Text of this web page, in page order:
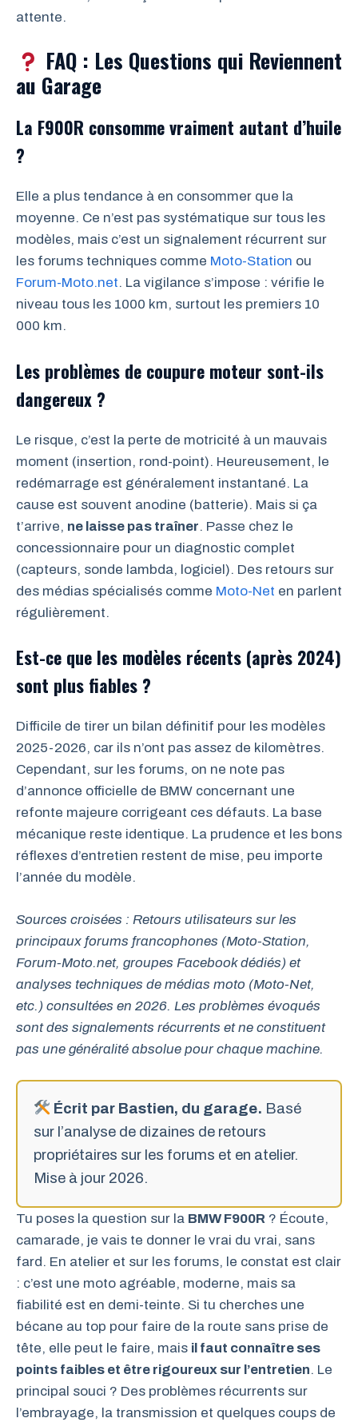
attente.
FAQ : Les Questions qui Reviennent
au Garage
La F900R consomme vraiment autant d’huile
?
Elle a plus tendance à en consommer que la
moyenne. Ce n’est pas systématique sur tous les
modèles, mais c’est un signalement récurrent sur
les forums techniques comme Moto-Station ou
Forum-Moto.net. La vigilance s’impose : vérifie le
niveau tous les 1000 km, surtout les premiers 10
000 km.
Les problèmes de coupure moteur sont-ils
dangereux ?
Le risque, c’est la perte de motricité à un mauvais
moment (insertion, rond-point). Heureusement, le
redémarrage est généralement instantané. La
cause est souvent anodine (batterie). Mais si ça
t’arrive, ne laisse pas traîner. Passe chez le
concessionnaire pour un diagnostic complet
(capteurs, sonde lambda, logiciel). Des retours sur
des médias spécialisés comme Moto-Net en parlent
régulièrement.
Est-ce que les modèles récents (après 2024)
sont plus fiables ?
Difficile de tirer un bilan définitif pour les modèles
2025-2026, car ils n’ont pas assez de kilomètres.
Cependant, sur les forums, on ne note pas
d’annonce officielle de BMW concernant une
refonte majeure corrigeant ces défauts. La base
mécanique reste identique. La prudence et les bons
réflexes d’entretien restent de mise, peu importe
l’année du modèle.
Sources croisées : Retours utilisateurs sur les
principaux forums francophones (Moto-Station,
Forum-Moto.net, groupes Facebook dédiés) et
analyses techniques de médias moto (Moto-Net,
etc.) consultées en 2026. Les problèmes évoqués
sont des signalements récurrents et ne constituent
pas une généralité absolue pour chaque machine.
Écrit par Bastien, du garage. Basé
sur l’analyse de dizaines de retours
propriétaires sur les forums et en atelier.
Mise à jour 2026.
Tu poses la question sur la BMW F900R ? Écoute,
camarade, je vais te donner le vrai du vrai, sans
fard. En atelier et sur les forums, le constat est clair
: c’est une moto agréable, moderne, mais sa
fiabilité est en demi-teinte. Si tu cherches une
bécane au top pour faire de la route sans prise de
tête, elle peut le faire, mais il faut connaître ses
points faibles et être rigoureux sur l’entretien. Le
principal souci ? Des problèmes récurrents sur
l’embrayage, la transmission et quelques coups de